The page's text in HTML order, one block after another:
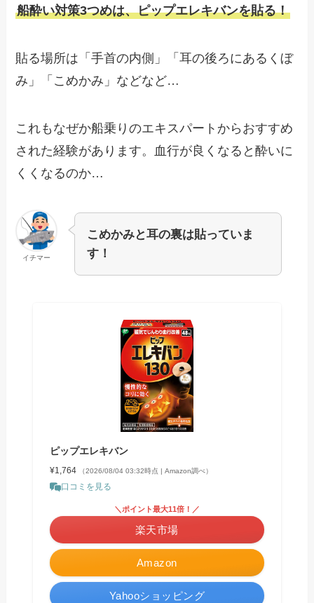
船酔い対策3つめは、ピップエレキバンを貼る！
貼る場所は「手首の内側」「耳の後ろにあるくぼ
み」「こめかみ」などなど…
これもなぜか船乗りのエキスパートからおすすめ
された経験があります。血行が良くなると酔いに
くくなるのか…
イチマー
こめかみと耳の裏は貼っていま
す！
ピップエレキバン
¥1,764 （2026/08/04 03:32時点 | Amazon調べ）
口コミを見る
Amazon
＼ポイント最大11倍！／
楽天市場
Yahooショッピング